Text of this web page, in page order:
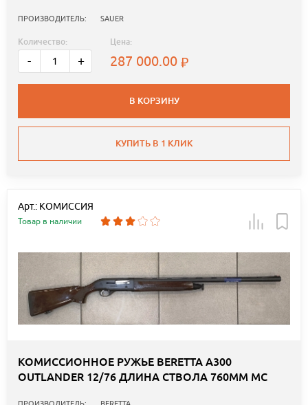
ПРОИЗВОДИТЕЛЬ: SAUER
Количество:
- +
Цена:
287 000.00
В КОРЗИНУ
КУПИТЬ В 1 КЛИК
Арт.: КОМИССИЯ
Товар в наличии
КОМИССИОННОЕ РУЖЬЕ BERETTA A300
OUTLANDER 12/76 ДЛИНА СТВОЛА 760ММ MC